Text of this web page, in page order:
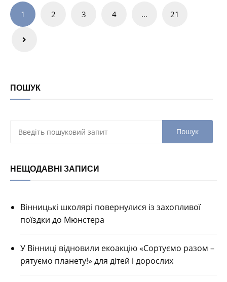
ПОШУК
НЕЩОДАВНІ ЗАПИСИ
Вінницькі школярі повернулися із захопливої
поїздки до Мюнстера
У Вінниці відновили екоакцію «Сортуємо разом –
рятуємо планету!» для дітей і дорослих
Навігація
записів
1 2 3 4 … 21